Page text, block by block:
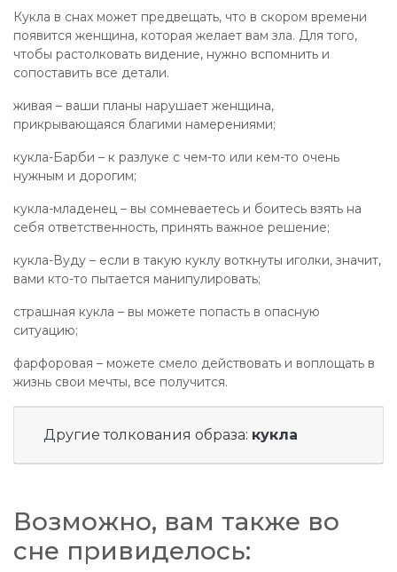
Кукла в снах может предвещать, что в скором времени
появится женщина, которая желает вам зла. Для того,
чтобы растолковать видение, нужно вспомнить и
сопоставить все детали.
живая – ваши планы нарушает женщина,
прикрывающаяся благими намерениями;
кукла-Барби – к разлуке с чем-то или кем-то очень
нужным и дорогим;
кукла-младенец – вы сомневаетесь и боитесь взять на
себя ответственность, принять важное решение;
кукла-Вуду – если в такую куклу воткнуты иголки, значит,
вами кто-то пытается манипулировать;
страшная кукла – вы можете попасть в опасную
ситуацию;
фарфоровая – можете смело действовать и воплощать в
жизнь свои мечты, все получится.
Другие толкования образа: кукла
Возможно, вам также во
сне привиделось: